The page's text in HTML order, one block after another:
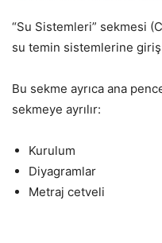
“Su Sistemleri” sekmesi
su temin sistemlerine giriş
Bu sekme ayrıca ana
sekmeye ayrılır:
Kurulum
Diyagramlar
Metraj cetveli